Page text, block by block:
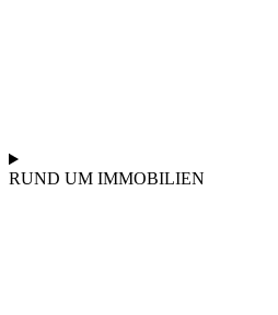
RUND UM IMMOBILIEN